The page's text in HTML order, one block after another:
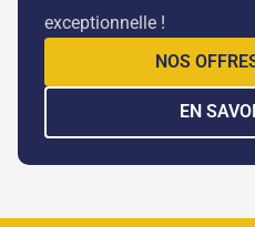
exceptionnelle !
NOS
EN